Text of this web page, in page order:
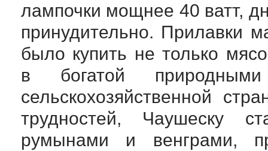
лампочки мощнее 40 ватт,
принудительно. Прилавки
было купить не только
в богатой природными
сельскохозяйственной
трудностей, Чаушеску
румынами и венграми,